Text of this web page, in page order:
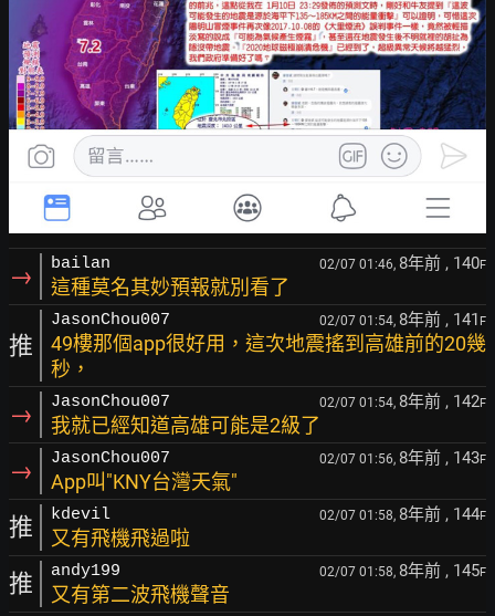
→ bailan 02/07 01:46, 8年前 , 140F
這種莫名其妙預報就別看了
推
JasonChou007 02/07 01:54, 8年前 , 141 F
49樓那個app很好用，這次地震搖到高雄前的20幾
秒，
→ JasonChou007 02/07 01:54, 8年前 , 142F
我就已經知道高雄可能是2級了
→ JasonChou007 02/07 01:56, 8年前 , 143F
App叫"KNY台灣天氣"
推 kdevil 02/07 01:58, 8年前 , 144F
又有飛機飛過啦
推 andy199 02/07 01:58, 8年前 , 145F
又有第二波飛機聲音